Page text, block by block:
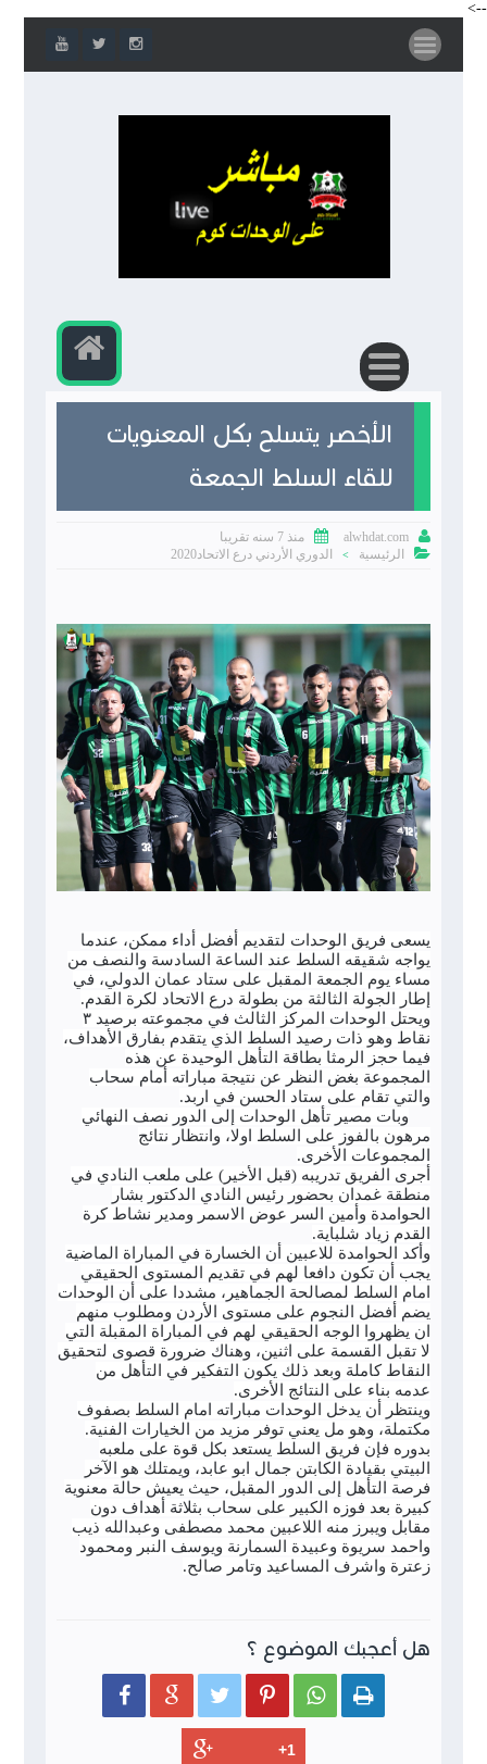
-->
الأخصر يتسلح بكل المعنويات
للقاء السلط الجمعة

alwhdat.com

منذ 7 سنه تقريبا

الرئيسية > الدوري الأردني درع الاتحاد2020
يسعى فريق الوحدات لتقديم أفضل أداء ممكن، عندما
يواجه شقيقه السلط عند الساعة السادسة والنصف من
مساء يوم الجمعة المقبل على ستاد عمان الدولي، في
إطار الجولة الثالثة من بطولة درع الاتحاد لكرة القدم.
ويحتل الوحدات المركز الثالث في مجموعته برصيد ٣
نقاط وهو ذات رصيد السلط الذي يتقدم بفارق الأهداف،
فيما حجز الرمثا بطاقة التأهل الوحيدة عن هذه
المجموعة بغض النظر عن نتيجة مباراته أمام سحاب
والتي تقام على ستاد الحسن في اربد.
وبات مصير تأهل الوحدات إلى الدور نصف النهائي
مرهون بالفوز على السلط اولا، وانتظار نتائج
المجموعات الأخرى.
أجرى الفريق تدريبه (قبل الأخير) على ملعب النادي في
منطقة غمدان بحضور رئيس النادي الدكتور بشار
الحوامدة وأمين السر عوض الاسمر ومدير نشاط كرة
القدم زياد شلباية.
وأكد الحوامدة للاعبين أن الخسارة في المباراة الماضية
يجب أن تكون دافعا لهم في تقديم المستوى الحقيقي
امام السلط لمصالحة الجماهير، مشددا على أن الوحدات
يضم أفضل النجوم على مستوى الأردن ومطلوب منهم
ان يظهروا الوجه الحقيقي لهم في المباراة المقبلة التي
لا تقبل القسمة على اثنين، وهناك ضرورة قصوى لتحقيق
النقاط كاملة وبعد ذلك يكون التفكير في التأهل من
عدمه بناء على النتائج الأخرى.
وينتظر أن يدخل الوحدات مباراته امام السلط بصفوف
مكتملة، وهو مل يعني توفر مزيد من الخيارات الفنية.
بدوره فإن فريق السلط يستعد بكل قوة على ملعبه
البيتي بقيادة الكابتن جمال ابو عابد، ويمتلك هو الآخر
فرصة التأهل إلى الدور المقبل، حيث يعيش حالة معنوية
كبيرة بعد فوزه الكبير على سحاب بثلاثة أهداف دون
مقابل ويبرز منه اللاعبين محمد مصطفى وعبدالله ذيب
واحمد سريوة وعبيدة السمارنة ويوسف النبر ومحمود
زعترة واشرف المساعيد وتامر صالح.
هل أعجبك الموضوع ؟
     